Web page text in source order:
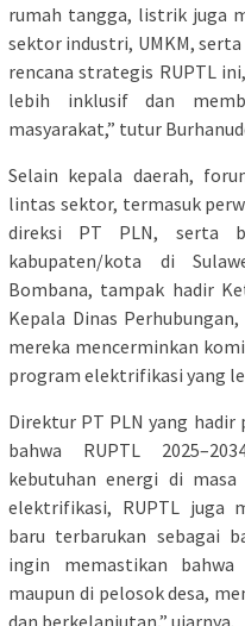
rumah tangga, listrik juga
sektor industri, UMKM, serta
rencana strategis RUPTL
lebih inklusif dan
masyarakat,” tutur
Selain kepala daerah,
lintas sektor, termasuk
direksi PT PLN, serta
kabupaten/kota di
Bombana, tampak hadir
Kepala Dinas
mereka mencerminkan
program elektrifikasi yang
Direktur PT PLN yang hadir
bahwa RUPTL
kebutuhan energi di
elektrifikasi, RUPTL juga
baru terbarukan sebagai
ingin memastikan
maupun di pelosok desa,
dan berkelanjutan,” ujarnya.